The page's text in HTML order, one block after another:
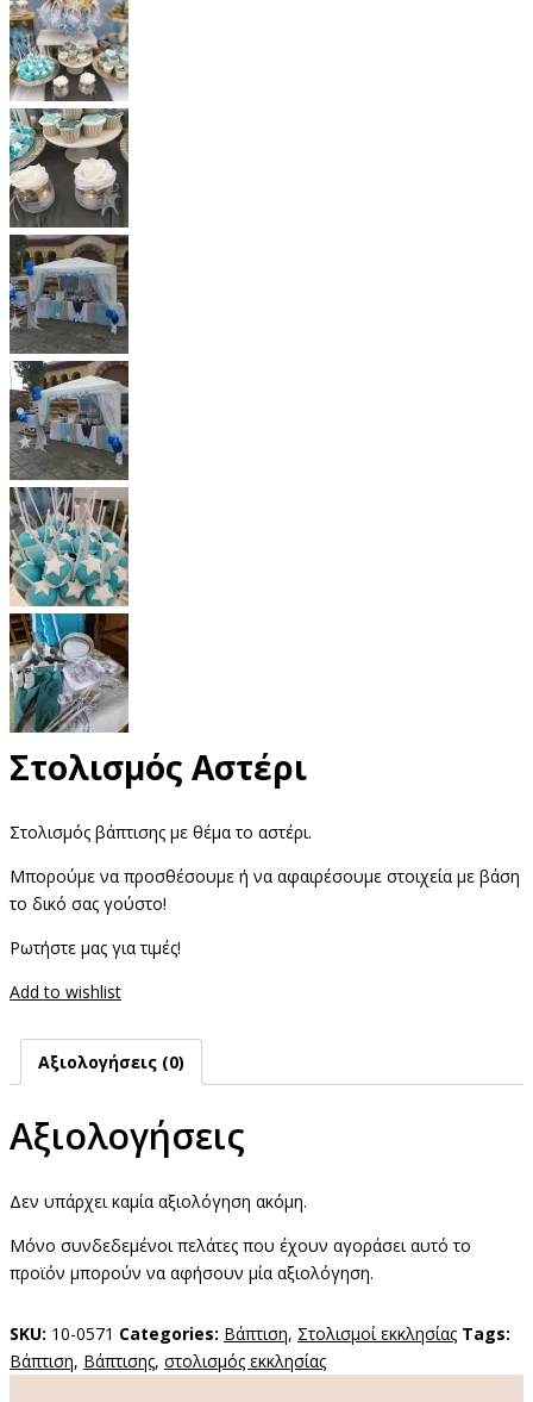
Στολισμός Αστέρι
Στολισμός βάπτισης με θέμα το αστέρι.
Μπορούμε να προσθέσουμε ή να αφαιρέσουμε στοιχεία με βάση
το δικό σας γούστο!
Ρωτήστε μας για τιμές!
Add to wishlist
Αξιολογήσεις (0)
Αξιολογήσεις
Δεν υπάρχει καμία αξιολόγηση ακόμη.
Μόνο συνδεδεμένοι πελάτες που έχουν αγοράσει αυτό το
προϊόν μπορούν να αφήσουν μία αξιολόγηση.
SKU: 10-0571 Categories: Βάπτιση, Στολισμοί εκκλησίας Tags:
Βάπτιση, Βάπτισης, στολισμός εκκλησίας